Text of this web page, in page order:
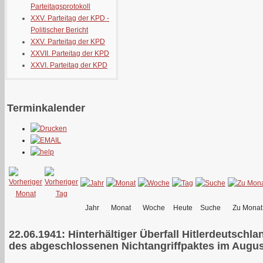
Parteitagsprotokoll
XXV. Parteitag der KPD -
Politischer Bericht
XXV. Parteitag der KPD
XXVII. Parteitag der KPD
XXVI. Parteitag der KPD
Terminkalender
Jahr Monat Woche Heute Suche Zu Monat
22.06.1941: Hinterhältiger Überfall
des abgeschlossenen Nichtangriffpaktes im